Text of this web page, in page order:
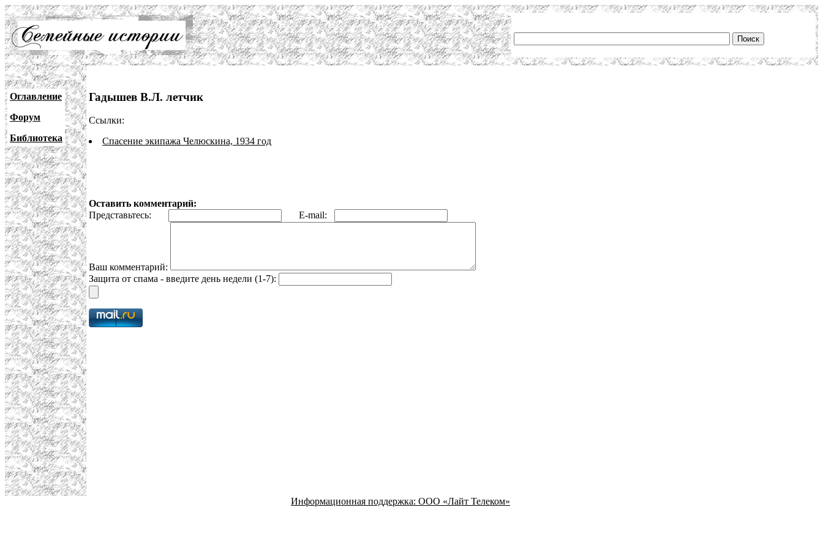
Оглавление
Форум
Библиотека
Гадышев В.Л. летчик
Ссылки:
Спасение экипажа Челюскина, 1934 год
Оставить комментарий:
Представьтесь:
E-mail:
Ваш комментарий:
Защита от спама - введите день недели (1-7):
Информационная поддержка: ООО «Лайт Телеком»